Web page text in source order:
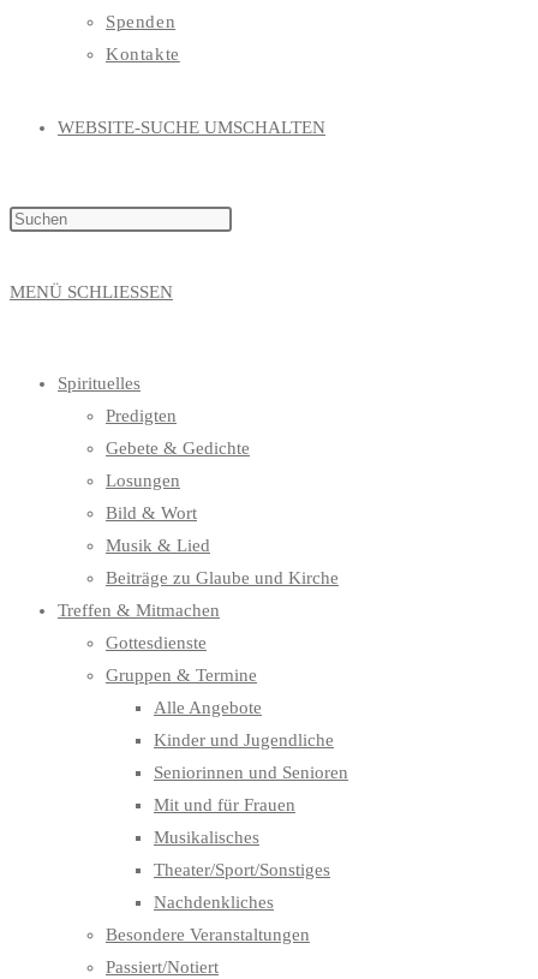
Spenden
Kontakte
WEBSITE-SUCHE UMSCHALTEN
MENÜ SCHLIESSEN
Spirituelles
Predigten
Gebete & Gedichte
Losungen
Bild & Wort
Musik & Lied
Beiträge zu Glaube und Kirche
Treffen & Mitmachen
Gottesdienste
Gruppen & Termine
Alle Angebote
Kinder und Jugendliche
Seniorinnen und Senioren
Mit und für Frauen
Musikalisches
Theater/Sport/Sonstiges
Nachdenkliches
Besondere Veranstaltungen
Passiert/Notiert